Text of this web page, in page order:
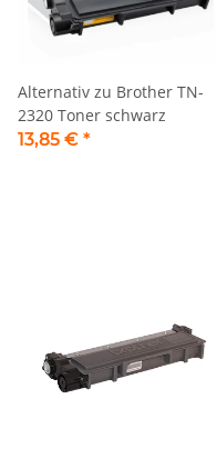
Alternativ zu Brother TN-
2320 Toner schwarz
13,85 € *